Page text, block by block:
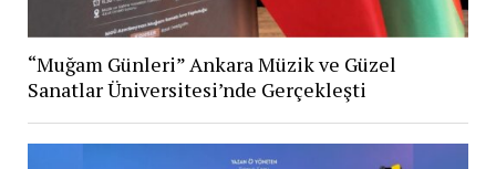
“Muğam Günleri” Ankara Müzik ve Güzel
Sanatlar Üniversitesi’nde Gerçekleşti